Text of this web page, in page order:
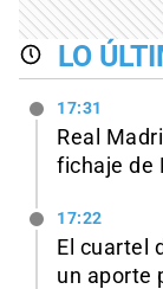
LO
17:31
Real
fichaje de
17:22
El cuartel
un aporte